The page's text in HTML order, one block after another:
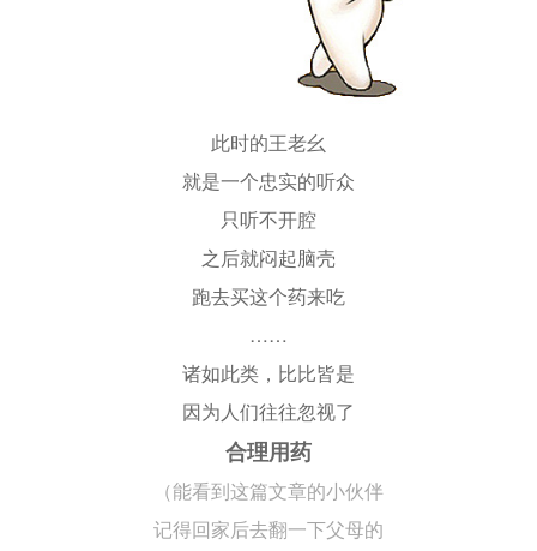
此时的王老幺
就是一个忠实的听众
只听不开腔
之后就闷起脑壳
跑去买这个药来吃
……
诸如此类， 比比皆是
因为人们往往忽视了
合理用药
（能看到这篇文章的小伙伴
记得回家后去翻一下父母的